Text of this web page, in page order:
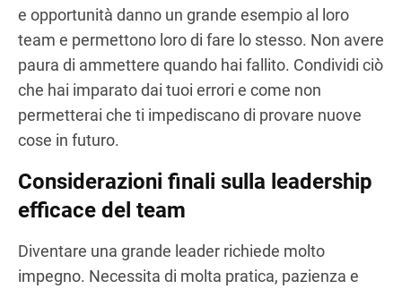
e opportunità danno un grande esempio al loro
team e permettono loro di fare lo stesso. Non avere
paura di ammettere quando hai fallito. Condividi ciò
che hai imparato dai tuoi errori e come non
permetterai che ti impediscano di provare nuove
cose in futuro.
Considerazioni finali sulla leadership
efficace del team
Diventare una grande leader richiede molto
impegno. Necessita di molta pratica, pazienza e